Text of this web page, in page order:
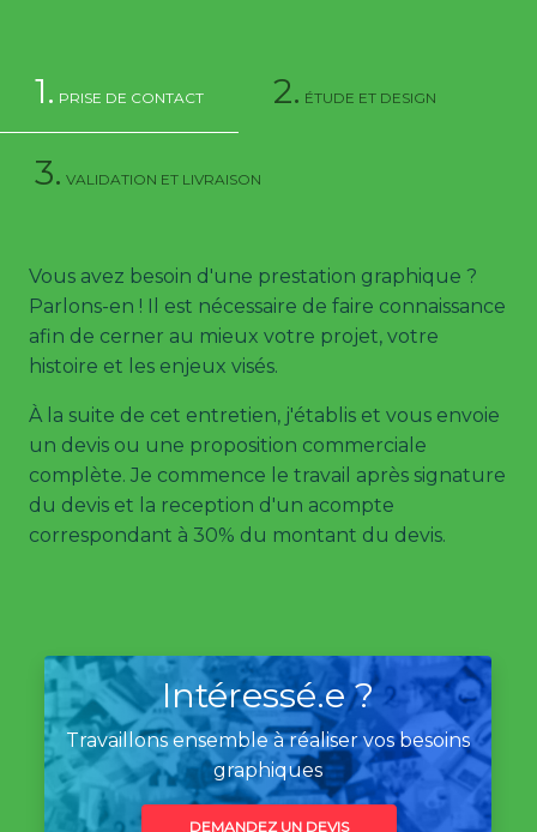
1. PRISE DE CONTACT 2. ÉTUDE ET DESIGN
3. VALIDATION ET LIVRAISON
Vous avez besoin d'une prestation graphique ?
Parlons-en ! Il est nécessaire de faire connaissance
afin de cerner au mieux votre projet, votre
histoire et les enjeux visés.
À la suite de cet entretien, j'établis et vous envoie
un devis ou une proposition commerciale
complète. Je commence le travail après signature
du devis et la reception d'un acompte
correspondant à 30% du montant du devis.
Intéressé.e ?
Travaillons ensemble à réaliser vos besoins
graphiques
DEMANDEZ UN DEVIS